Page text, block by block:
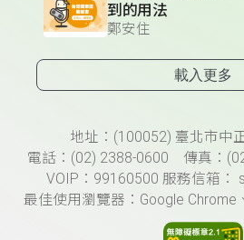
到的用法
鄭安住
載入更多
頁尾資訊地址：(100052) 臺北市中
電話：(02) 2388-0600 傳真：
VOIP：99160500 服務信箱：
最佳使用瀏覽器：Google Chrome